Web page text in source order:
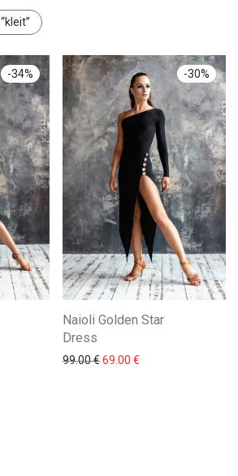
“kleit”
-34% -30%
Naioli Golden Star
Dress
99.00€69.00 €